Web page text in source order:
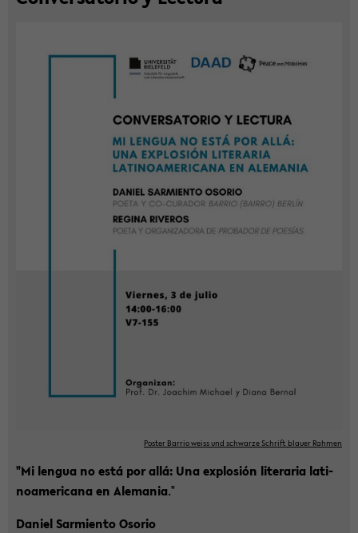
Pos­ter Bar­rio weiss und schwar­ze Schrift blau­er Rah­men
"Mi len­gua no está por allá: Una ex­plo­sión li­te­ra­ria la­ti­
no­ame­ri­ca­na en Ale­ma­nia."
Da­ni­el Sar­mi­en­to Oso­rio